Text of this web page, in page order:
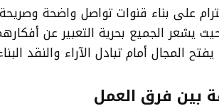
على بناء قنوات تواصل واضحة
يشعر الجميع بحرية التعبير عن
المجال أمام تبادل الآراء والنقد
بين فرق العمل